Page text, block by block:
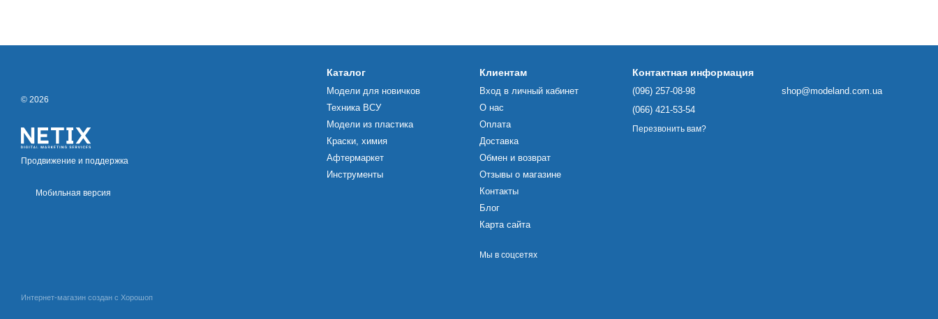
© 2026
Продвижение и поддержка
Мобильная версия
Интернет-магазин создан с Хорошоп
Каталог
Модели для новичков
Техника ВСУ
Модели из пластика
Краски, химия
Афтермаркет
Инструменты
Клиентам
Вход в личный кабинет
О нас
Оплата
Доставка
Обмен и возврат
Отзывы о магазине
Контакты
Блог
Карта сайта
Мы в соцсетях
Контактная информация
(096) 257-08-98
(066) 421-53-54
Перезвонить вам?
shop@modeland.com.ua